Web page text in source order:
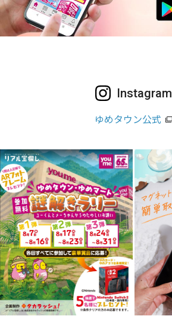
Instagram
ゆめタウン公式